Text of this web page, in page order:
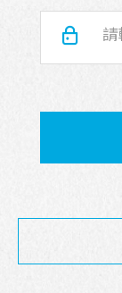
掃描行
請先點選